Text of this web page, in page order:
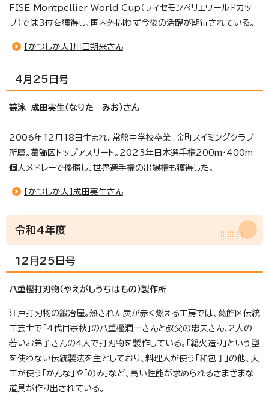
FISE Montpellier World Cup（フィセモンペリエワールドカッ
プ）では3位を獲得し、国内外問わず今後の活躍が期待されている。
【かつしか人】川口朔来さん
4月25日号
競泳 成田実生（なりた みお）さん
2006年12月18日生まれ。常盤中学校卒業。金町スイミングクラブ
所属。葛飾区トップアスリート。2023年日本選手権200m・400m
個人メドレーで優勝し、世界選手権の出場権も獲得した。
【かつしか人】成田実生さん
令和4年度
12月25日号
八重樫打刃物（やえがしうちはもの）製作所
江戸打刃物の鍛冶屋。熱された炭が赤く燃える工房では、葛飾区伝統
工芸士で「4代目宗秋」の八重樫潤一さんと叔父の忠夫さん、2人の
若いお弟子さんの4人で打刃物を製作している。「総火造り」という型
を使わない伝統製法を主としており、料理人が使う「和包丁」の他、大
工が使う「かんな」や「のみ」など、高い性能が求められるさまざまな
道具が作り出されている。